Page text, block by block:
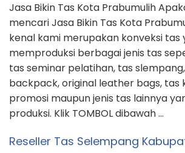
Jasa Bikin Tas Kota Prabumulih
mencari Jasa Bikin Tas Kota
kenal kami merupakan konveksi tas
memproduksi berbagai jenis tas
tas seminar pelatihan, tas
backpack, original leather bags, tas
promosi maupun jenis tas lainnya
produksi. Klik TOMBOL dibawah …
Reseller Tas Selempang